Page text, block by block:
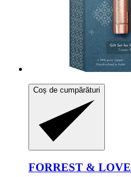
Coș de cumpărături
FORREST & LOVE